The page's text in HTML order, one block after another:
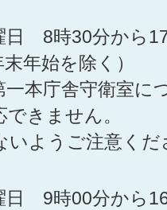
日 8時30分から
年始を除く）
一本庁舎守衛室に
きません。
いようご注意くだ
日 9時00分から